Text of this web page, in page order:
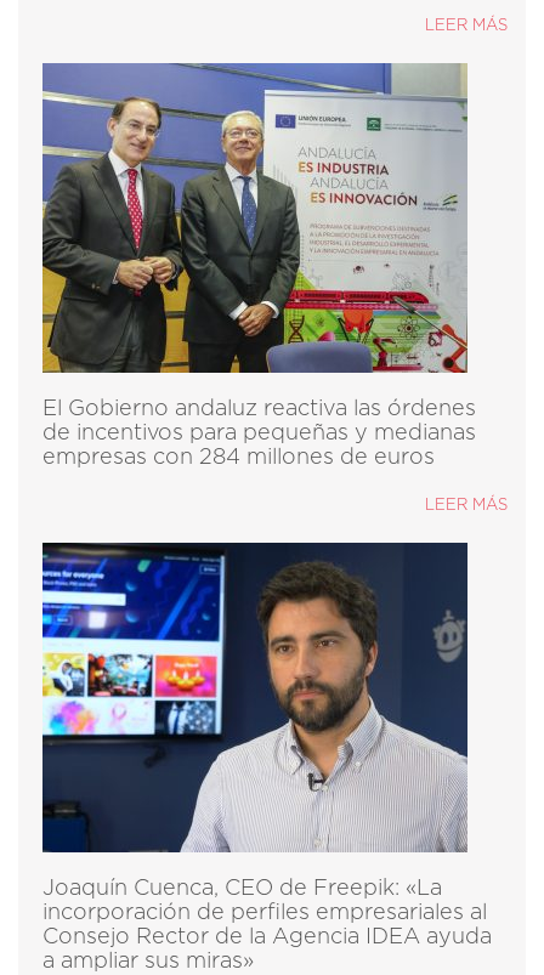
LEER MÁS
El Gobierno andaluz reactiva las órdenes
de incentivos para pequeñas y medianas
empresas con 284 millones de euros
LEER MÁS
Joaquín Cuenca, CEO de Freepik: «La
incorporación de perfiles empresariales al
Consejo Rector de la Agencia IDEA ayuda
a ampliar sus miras»